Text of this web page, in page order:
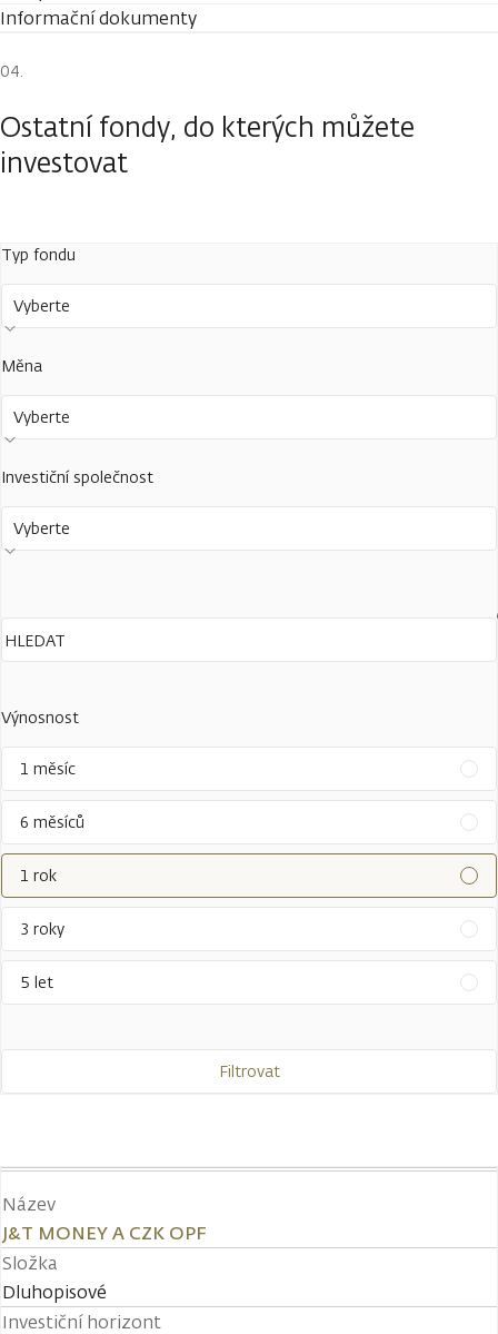
Informační dokumenty
Ostatní fondy, do kterých můžete
investovat
Typ fondu
Vyberte
Měna
Vyberte
Investiční společnost
Vyberte
Výnosnost
1 měsíc
6 měsíců
1 rok
3 roky
5 let
Filtrovat
Název
J&T MONEY A CZK OPF
Složka
Dluhopisové
Investiční horizont